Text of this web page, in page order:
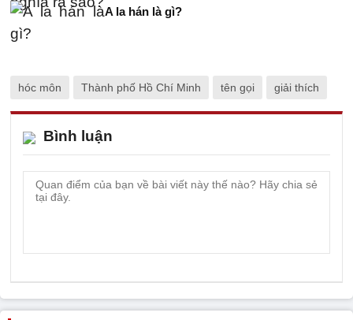
A la hán là gì?
hóc môn Thành phố Hồ Chí Minh tên gọi giải thích
Bình luận